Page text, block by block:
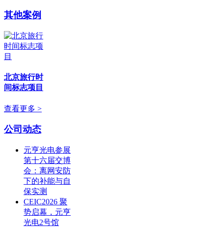
其他案例
北京旅行时
间标志项目
查看更多 >
公司动态
元亨光电参展
第十六届交博
会：离网安防
下的补能与自
保实测
CEIC2026 聚
势启幕，元亨
光电2号馆